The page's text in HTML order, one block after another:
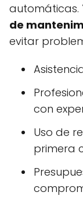
automáticas.
de
evitar
con
Uso de
primera